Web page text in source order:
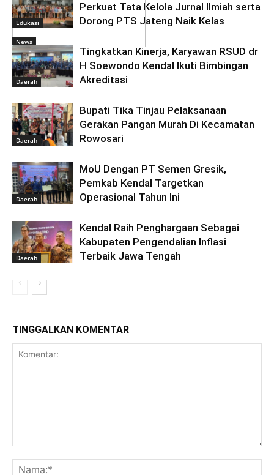
News
Edukasi
Perkuat Tata Kelola Jurnal Ilmiah serta
Dorong PTS Jateng Naik Kelas
Daerah
Tingkatkan Kinerja, Karyawan RSUD dr
H Soewondo Kendal Ikuti Bimbingan
Akreditasi
Daerah
Bupati Tika Tinjau Pelaksanaan
Gerakan Pangan Murah Di Kecamatan
Rowosari
Daerah
MoU Dengan PT Semen Gresik,
Pemkab Kendal Targetkan
Operasional Tahun Ini
Daerah
Kendal Raih Penghargaan Sebagai
Kabupaten Pengendalian Inflasi
Terbaik Jawa Tengah
TINGGALKAN KOMENTAR